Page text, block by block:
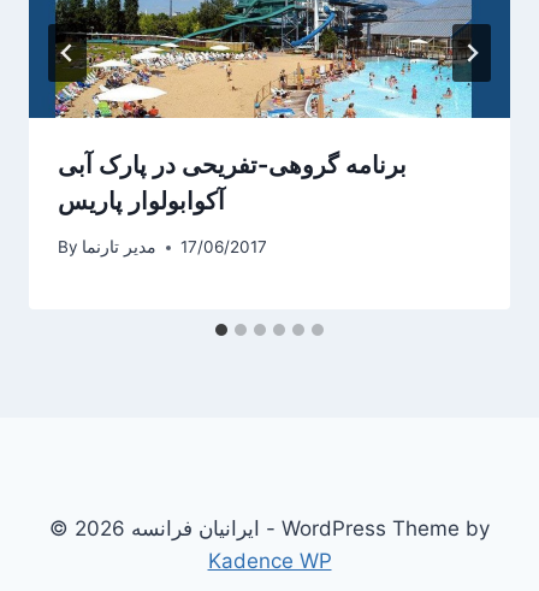
برنامه گروهی-تفریحی در پارک آبی
آکوابولوار پاریس
By مدیر تارنما 17/06/2017
© 2026 ایرانیان فرانسه - WordPress Theme by
Kadence WP